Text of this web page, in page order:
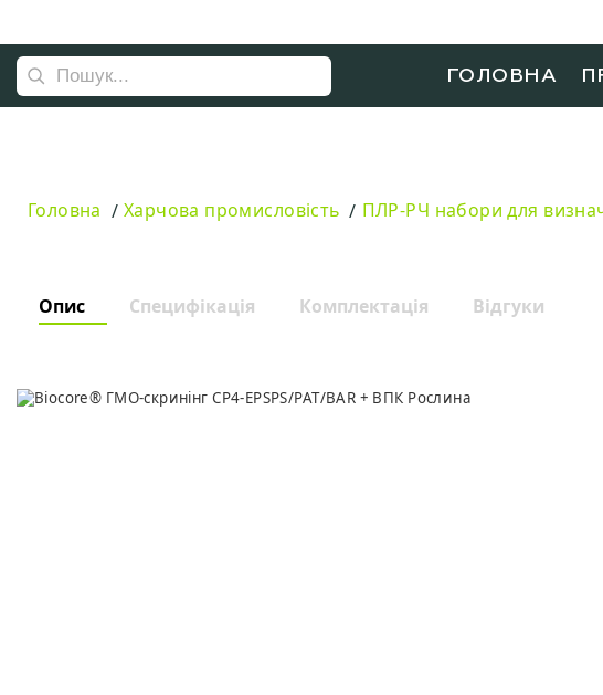
ГОЛОВНА
Головна Харчова промисловість ПЛР-РЧ набори для
Опис Специфікація Комплектація Відгуки